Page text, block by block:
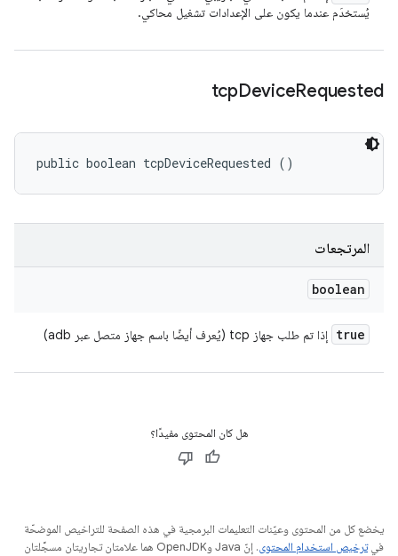
يُستخدَم عندما يكون على الإعدادات تشغيل محاكي.
tcpDeviceRequested
public boolean tcpDeviceRequested ()
المرتجعات
boolean
true إذا تم طلب جهاز tcp (يُعرف أيضًا باسم جهاز متصل عبر adb)
هل كان المحتوى مفيدًا؟
يخضع كل من المحتوى وعيّنات التعليمات البرمجية في هذه الصفحة للتراخيص الموضحّة
فيترخيص استخدام المحتوى
. إنّ Java وOpenJDK هما علامتان تجاريتان مسجَّلتان